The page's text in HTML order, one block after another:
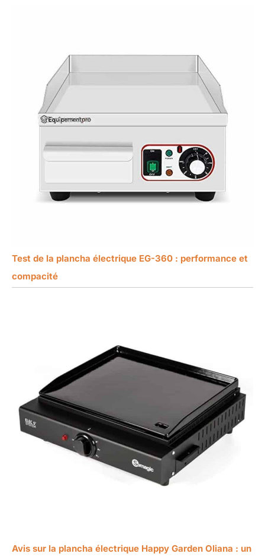
Test de la plancha électrique EG-360 : performance et
compacité
Avis sur la plancha électrique Happy Garden Oliana : un